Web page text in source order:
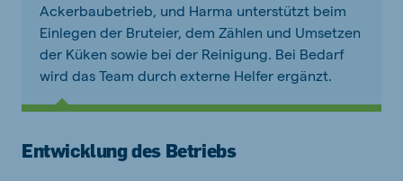
Ackerbaubetrieb, und Harma unterstützt beim
Einlegen der Bruteier, dem Zählen und Umsetzen
der Küken sowie bei der Reinigung. Bei Bedarf
wird das Team durch externe Helfer ergänzt.
Entwicklung des Betriebs